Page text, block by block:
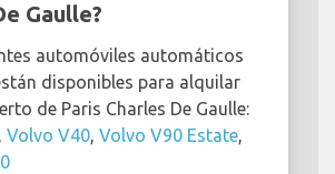
Gaulle?
automóviles automáticos
disponibles para alquilar
de Paris Charles De Gaulle:
, Volvo V40, Volvo V90 Estate,